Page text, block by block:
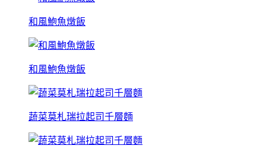
和風鮑魚燉飯
和風鮑魚燉飯
蔬菜莫札瑞拉起司千層麵